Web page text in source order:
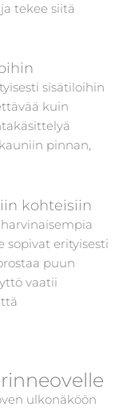
tekee siitä
sisätiloihin
kuin
pinnan,
kohteisiin
sopivat erityisesti
puun
vaatii
ulkonäköön